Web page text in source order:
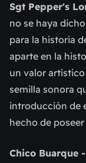
Sgt Pepper's
no se haya
para la historia
aparte en la
un valor
semilla sonora
introducción de
hecho de
Chico Buarque